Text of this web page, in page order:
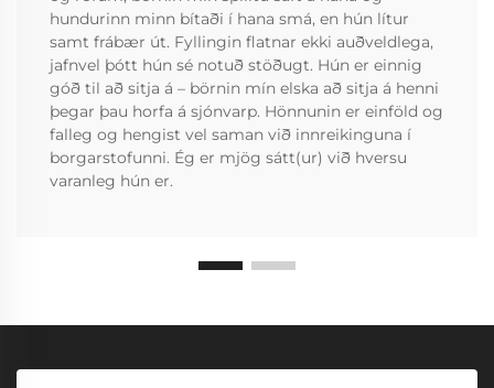
hundurinn minn bítaði í hana smá, en hún lítur
samt frábær út. Fyllingin flatnar ekki auðveldlega,
jafnvel þótt hún sé notuð stöðugt. Hún er einnig
góð til að sitja á – börnin mín elska að sitja á henni
þegar þau horfa á sjónvarp. Hönnunin er einföld og
falleg og hengist vel saman við innreikinguna í
borgarstofunni. Ég er mjög sátt(ur) við hversu
varanleg hún er.